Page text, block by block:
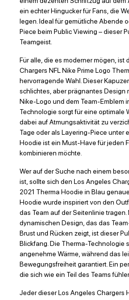
ein echter Hingucker für Fans, die
legen. Ideal für gemütliche Abende
Piece beim Public Viewing – dieser
Teamgeist.
Für alle, die es moderner mögen, ist
Chargers NFL Nike Prime Logo
hervorragende Wahl. Dieser
schlichtes, aber prägnantes Design
Nike-Logo und dem Team-Emblem
Technologie sorgt für eine optimale
dabei auf Atmungsaktivität zu
Tage oder als Layering-Piece unter
Hoodie ist ein Must-Have für jeden
kombinieren möchte.
Wer auf der Suche nach einem
ist, sollte sich den Los Angeles
2021 Therma Hoodie in Blau
Hoodie wurde inspiriert von den
das Team auf der Seitenlinie tragen.
dynamischen Design, das das
Brust und Rücken zeigt, ist dieser
Blickfang. Die Therma-Technologie
angenehme Wärme, während das
Bewegungsfreiheit garantiert. Ein
die sich wie ein Teil des Teams
Jeder dieser Los Angeles Chargers